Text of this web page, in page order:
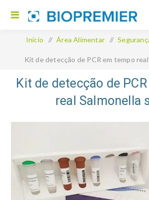
Início / Área Alimentar /
Kit de detecção de PCR em tempo real
Kit de detecção de
real Salmonella